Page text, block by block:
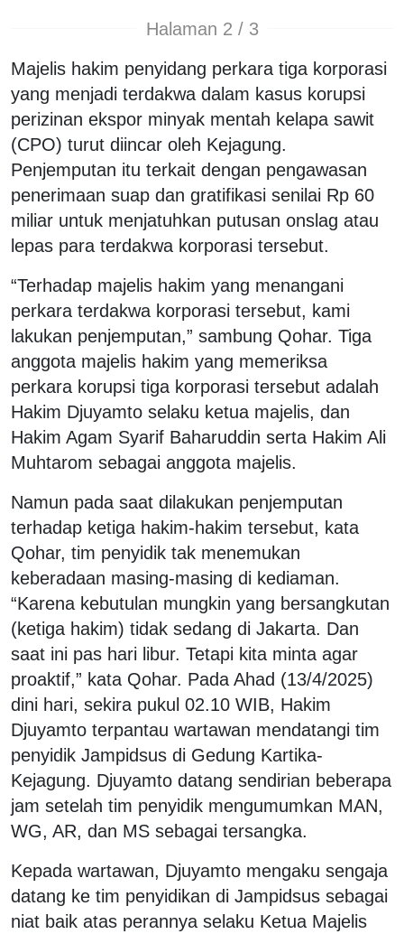
Halaman 2 / 3
Majelis hakim penyidang perkara tiga korporasi
yang menjadi terdakwa dalam kasus korupsi
perizinan ekspor minyak mentah kelapa sawit
(CPO) turut diincar oleh Kejagung.
Penjemputan itu terkait dengan pengawasan
penerimaan suap dan gratifikasi senilai Rp 60
miliar untuk menjatuhkan putusan onslag atau
lepas para terdakwa korporasi tersebut.
“Terhadap majelis hakim yang menangani
perkara terdakwa korporasi tersebut, kami
lakukan penjemputan,” sambung Qohar. Tiga
anggota majelis hakim yang memeriksa
perkara korupsi tiga korporasi tersebut adalah
Hakim Djuyamto selaku ketua majelis, dan
Hakim Agam Syarif Baharuddin serta Hakim Ali
Muhtarom sebagai anggota majelis.
Namun pada saat dilakukan penjemputan
terhadap ketiga hakim-hakim tersebut, kata
Qohar, tim penyidik tak menemukan
keberadaan masing-masing di kediaman.
“Karena kebutulan mungkin yang bersangkutan
(ketiga hakim) tidak sedang di Jakarta. Dan
saat ini pas hari libur. Tetapi kita minta agar
proaktif,” kata Qohar. Pada Ahad (13/4/2025)
dini hari, sekira pukul 02.10 WIB, Hakim
Djuyamto terpantau wartawan mendatangi tim
penyidik Jampidsus di Gedung Kartika-
Kejagung. Djuyamto datang sendirian beberapa
jam setelah tim penyidik mengumumkan MAN,
WG, AR, dan MS sebagai tersangka.
Kepada wartawan, Djuyamto mengaku sengaja
datang ke tim penyidikan di Jampidsus sebagai
niat baik atas perannya selaku Ketua Majelis